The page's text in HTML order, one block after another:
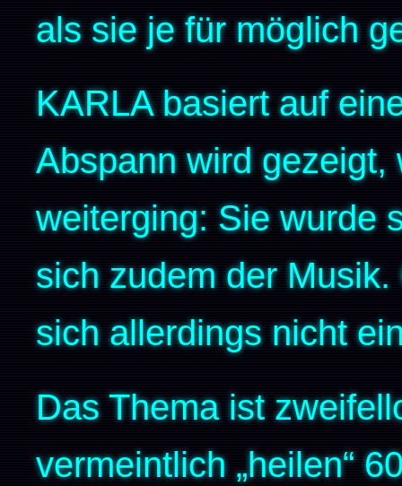
als sie je für möglich
KARLA basiert auf
Abspann wird
weiterging: Sie wurde
sich zudem der
sich allerdings nicht
Das Thema ist
vermeintlich „heilen“